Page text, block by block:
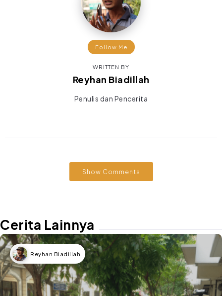
Follow Me
WRITTEN BY
Reyhan Biadillah
Penulis dan Pencerita
Show Comments
Cerita Lainnya
Reyhan Biadillah